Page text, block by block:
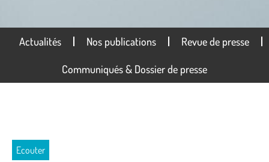
Actualités Nos publications Revue de presse
Communiqués & Dossier de presse
Ecouter